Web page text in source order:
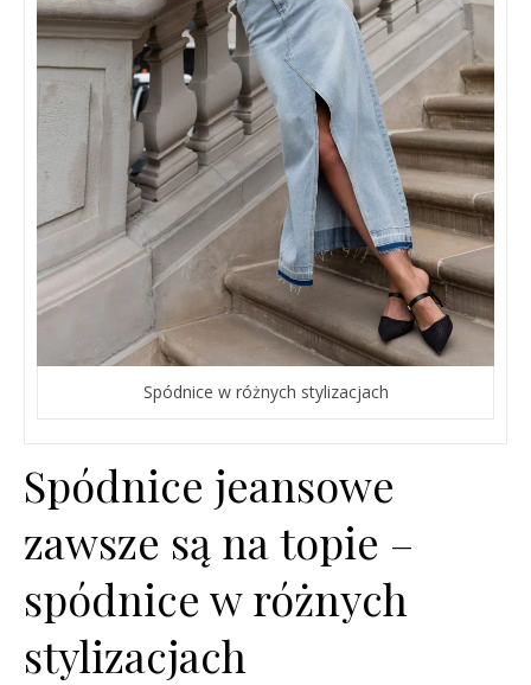
Spódnice w różnych stylizacjach
Spódnice jeansowe
zawsze są na topie –
spódnice w różnych
stylizacjach